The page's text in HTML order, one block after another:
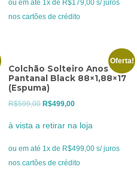
R$229,00.R$179,00.
ou em até 1x de R$179,00 s/ juros
nos cartões de crédito
Oferta!
Colchão Solteiro Anos
Pantanal Black 88×1,88×17
(Espuma)
R$599,00 O
era:
R$599,00.
R$499,00O
atual
é:
R$499,00.
à vista a retirar na loja
ou em até 1x de R$499,00 s/ juros
nos cartões de crédito